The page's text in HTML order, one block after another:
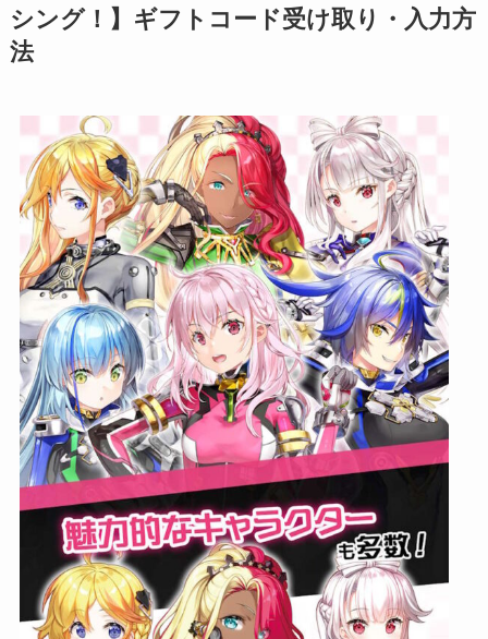
シング！】ギフトコード受け取り・入力方
法